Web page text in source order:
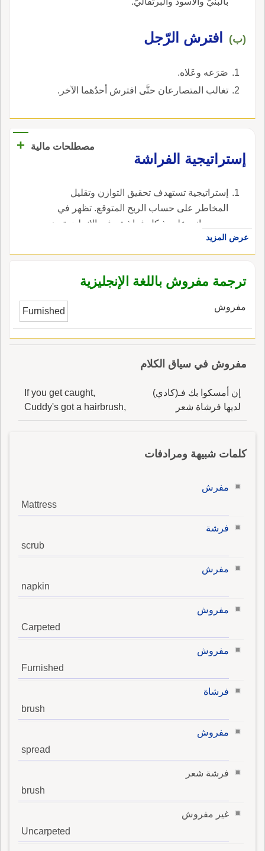
(ب) افترش الرّجل
صَرَعه وعَلاه.
تغالب المتصارعان حتَّى افترش أحدُهما الآخر.
مصطلحات مالية
+
إستراتيجية الفراشة
إستراتيجية تستهدف تحقيق التوازن وتقليل
المخاطر على حساب الربح المتوقع. تظهر في
رسم بياني على شكل فراشة ، في الإنجليزية، هي
butterfly spread.عرض المزيد
ترجمة مفروش باللغة الإنجليزية
مفروش Furnished
مفروش في سياق الكلام
إن أمسكوا بك فـ(كادي)
لديها فرشاة شعر
If you get caught,
Cuddy's got a hairbrush,
كلمات شبيهة ومرادفات
مفرش
Mattress
فرشة
scrub
مفرش
napkin
مفروش
Carpeted
مفروش
Furnished
فرشاة
brush
مفروش
spread
فرشة شعر
brush
غير مفروش
Uncarpeted